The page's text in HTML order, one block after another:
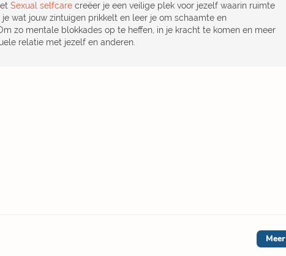
Sexual selfcare creëer je een veilige plek voor jezelf waarin ruimte
wat jouw zintuigen prikkelt en leer je om schaamte en
zo mentale blokkades op te heffen, in je kracht te komen en meer
relatie met jezelf en anderen.
Meer